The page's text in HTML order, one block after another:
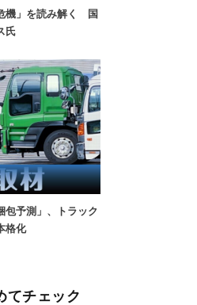
機」を読み解く 国
氏
包予測」、トラック
格化
てチェック